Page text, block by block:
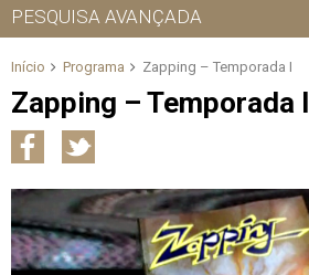
PESQUISA AVANÇADA
Início Programa Zapping – Temporada I
Zapping – Temporada I